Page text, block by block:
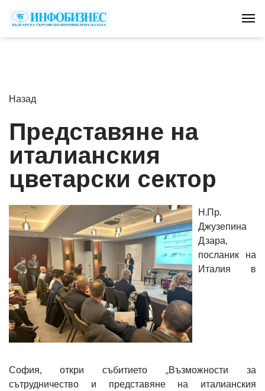
Назад
Представяне на
италианския
цветарски сектор
Н.Пр.
Джузепина
Дзара,
посланик на
Италия в
София, откри събитието „Възможности за
сътрудничество и представяне на италианския